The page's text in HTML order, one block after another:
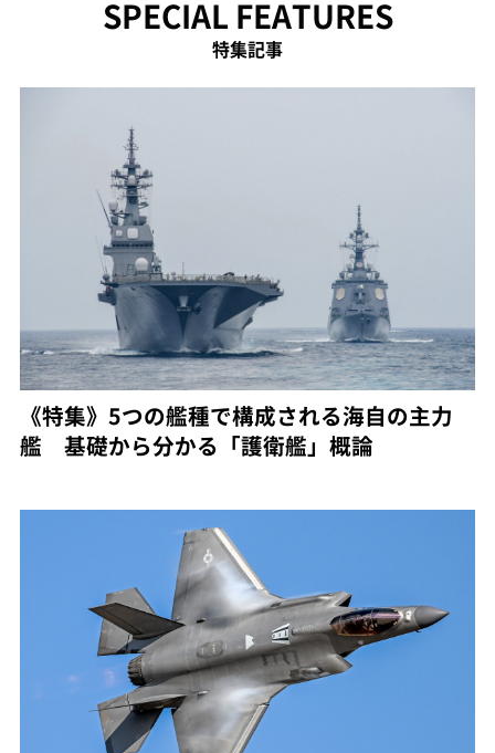
SPECIAL FEATURES
特集記事
《特集》5つの艦種で構成される海自の主力
艦 基礎から分かる「護衛艦」概論